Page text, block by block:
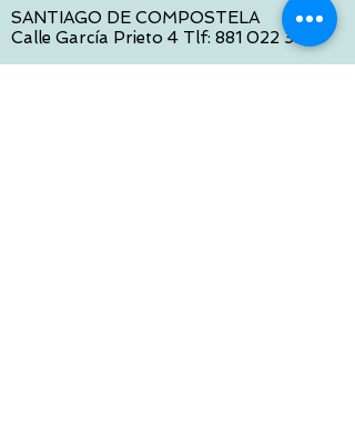
SANTIAGO DE COMPOSTELA
Calle García Prieto 4 Tlf: 881 022 397